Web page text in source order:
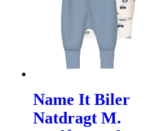
Name It Biler
Natdragt M.